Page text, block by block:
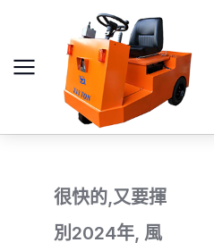
很快的,又要揮
別2024年, 風